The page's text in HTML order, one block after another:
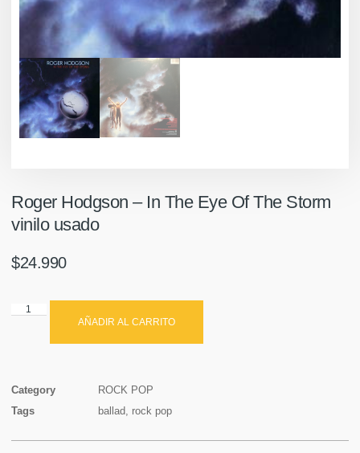
Roger Hodgson ‎– In The Eye Of The Storm
vinilo usado
$24.990
AÑADIR AL CARRITO
Category
ROCK POP
Tags
ballad, rock pop